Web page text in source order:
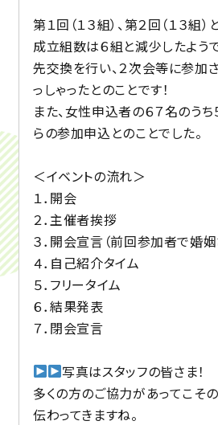
第１回（１３組）、第２回（１３組
成立組数は６組と減少したよう
先交換を行い、２次会等に参加
っしゃったとのことです！
また、女性申込者の６７名のう
らの参加申込とのことでした。
＜イベントの流れ＞
１．開会
２．主催者挨拶
３．開会宣言（前回参加者で婚姻
４．自己紹介タイム
５．フリータイム
６．結果発表
７．閉会宣言
写真はスタッフの皆さま！
多くの方のご協力があってこそ
伝わってきますね。